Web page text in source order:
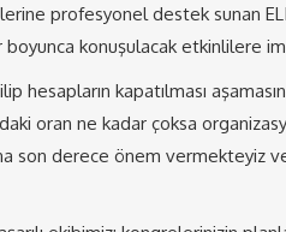
profesyonel destek sunan
konuşulacak etkinlilere
hesapların kapatılması
oran ne kadar çoksa
son derece önem vermekteyiz